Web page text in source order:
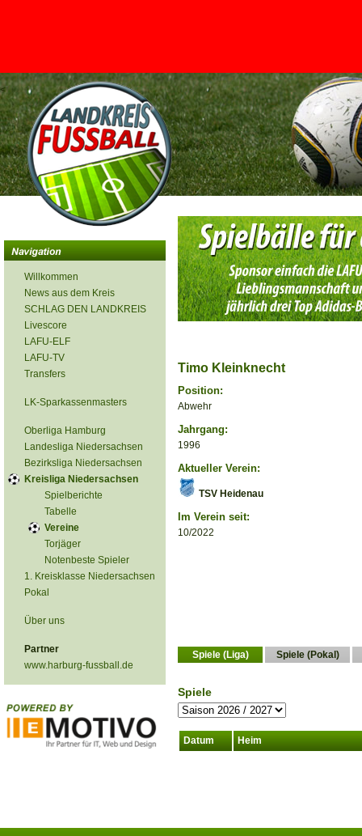
<
Willkommen
News aus dem Kreis
SCHLAG DEN LANDKREIS
Livescore
LAFU-ELF
LAFU-TV
Transfers
LK-Sparkassenmasters
Oberliga Hamburg
Landesliga Niedersachsen
Bezirksliga Niedersachsen
Kreisliga Niedersachsen
Spielberichte
Tabelle
Vereine
Torjäger
Notenbeste Spieler
1. Kreisklasse Niedersachsen
Pokal
Über uns
Partner
www.harburg-fussball.de
Timo Kleinknecht
Position:
Abwehr
Jahrgang:
1996
Aktueller Verein:
TSV Heidenau
Im Verein seit:
10/2022
Spiele (Liga) Spiele (Pokal)
Spiele
Datum Heim